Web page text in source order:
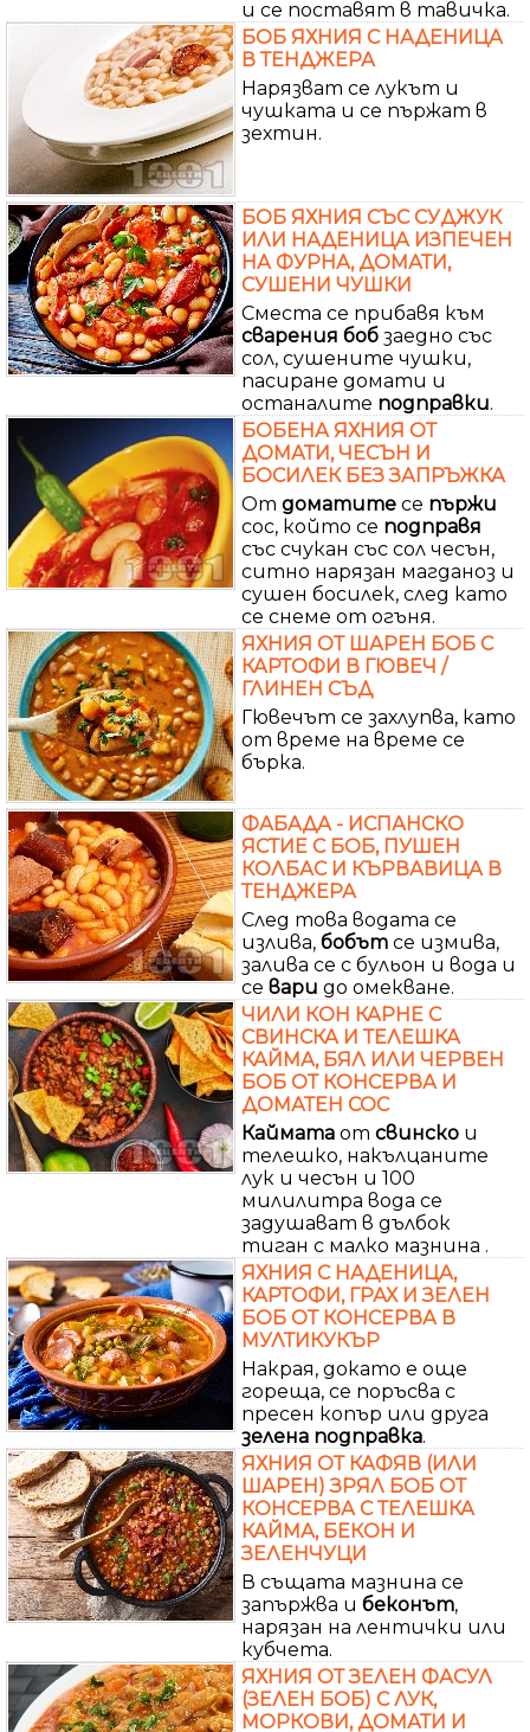
и се поставят в тавичка.
БОБ ЯХНИЯ С НАДЕНИЦА
В ТЕНДЖЕРА
Нарязват се лукът и
чушката и се пържат в
зехтин.
БОБ ЯХНИЯ СЪС СУДЖУК
ИЛИ НАДЕНИЦА ИЗПЕЧЕН
НА ФУРНА, ДОМАТИ,
СУШЕНИ ЧУШКИ
Сместа се прибавя към
сварения боб заедно със
сол, сушените чушки,
пасиране домати и
останалите подправки.
БОБЕНА ЯХНИЯ ОТ
ДОМАТИ, ЧЕСЪН И
БОСИЛЕК БЕЗ ЗАПРЪЖКА
От доматите се пържи
сос, който се подправя
със счукан със сол чесън,
ситно нарязан магданоз и
сушен босилек, след като
се снеме от огъня.
ЯХНИЯ ОТ ШАРЕН БОБ С
КАРТОФИ В ГЮВЕЧ /
ГЛИНЕН СЪД
Гювечът се захлупва, като
от време на време се
бърка.
ФАБАДА - ИСПАНСКО
ЯСТИЕ С БОБ, ПУШЕН
КОЛБАС И КЪРВАВИЦА В
ТЕНДЖЕРА
След това водата се
излива, бобът се измива,
залива се с бульон и вода и
се вари до омекване.
ЧИЛИ КОН КАРНЕ С
СВИНСКА И ТЕЛЕШКА
КАЙМА, БЯЛ ИЛИ ЧЕРВЕН
БОБ ОТ КОНСЕРВА И
ДОМАТЕН СОС
Каймата от свинско и
телешко, накълцаните
лук и чесън и 100
милилитра вода се
задушават в дълбок
тиган с малко мазнина .
ЯХНИЯ С НАДЕНИЦА,
КАРТОФИ, ГРАХ И ЗЕЛЕН
БОБ ОТ КОНСЕРВА В
МУЛТИКУКЪР
Накрая, докато е още
гореща, се поръсва с
пресен копър или друга
зелена подправка.
ЯХНИЯ ОТ КАФЯВ (ИЛИ
ШАРЕН) ЗРЯЛ БОБ ОТ
КОНСЕРВА С ТЕЛЕШКА
КАЙМА, БЕКОН И
ЗЕЛЕНЧУЦИ
В същата мазнина се
запържва и беконът,
нарязан на лентички или
кубчета.
ЯХНИЯ ОТ ЗЕЛЕН ФАСУЛ
(ЗЕЛЕН БОБ) С ЛУК,
МОРКОВИ, ДОМАТИ И